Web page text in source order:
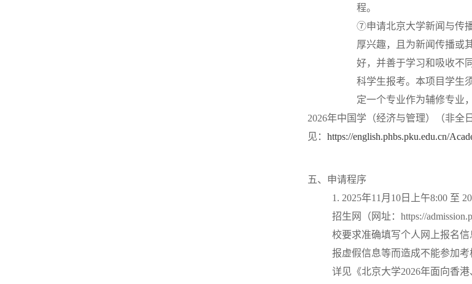
程。
⑦申请北京大学新闻与传
厚兴趣，且为新闻传播或
好，并善于学习和吸收不
科学生报考。本项目学生
定一个专业作为辅修专业
2026年中国学（经济与管理）（非全
见： https://english.phbs.pku.edu.cn/
五、申请程序
1. 2025年11月10日上午8:00 至
招生网（网址：https://
校要求准确填写个人网上报名
报虚假信息等而造成不能参加
详见《北京大学2026年面向香